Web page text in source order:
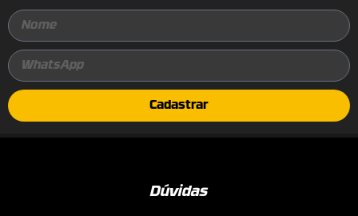
Cadastrar
Dúvidas